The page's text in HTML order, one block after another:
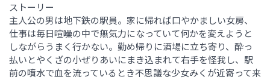
ストーリー
主人公の男は地下鉄の駅員。家に帰れば口やかましい女房、
仕事は毎日喧噪の中で無気力になっていて何かを変えようと
しながらうまく行かない。勤め帰りに酒場に立ち寄り、酔っ
払いとやくざの小ぜりあいにまき込まれて右手を怪我し、駅
前の噴水で血を流っているとき不思議な少女みくが近寄って来